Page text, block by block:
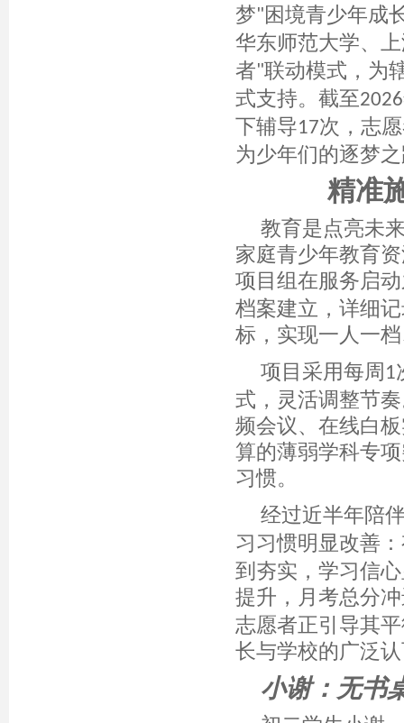
梦"困境青少年成
华东师范大学、
者"联动模式，为
式支持。截至2026
下辅导17次，志
为少年们的逐梦
精准
教育是点亮未
家庭青少年教育
项目组在服务启
档案建立，详细
标，实现一人一
项目采用每周 1
式，灵活调整节
频会议、在线白
算的薄弱学科专
习惯。
经过近半年陪
习习惯明显改善
到夯实，学习信
提升，月考总分
志愿者正引导其
长与学校的广泛
小谢：无书